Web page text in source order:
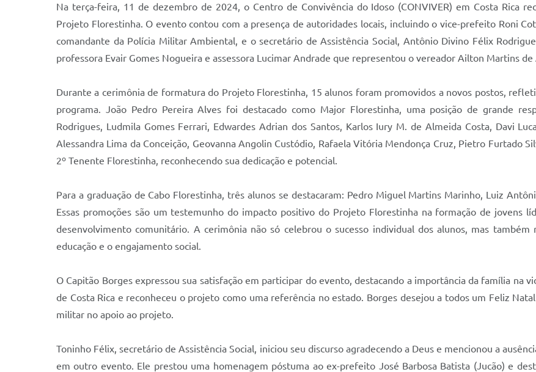
Na terça-feira, 11 de dezembro de 2024, o Centro de Convivência do Idoso (CONVIVER) em Costa Rica
Projeto Florestinha. O evento contou com a presença de autoridades locais, incluindo o vice-prefeito Roni
comandante da Polícia Militar Ambiental, e o secretário de Assistência Social, Antônio Divino Félix
professora Evair Gomes Nogueira e assessora Lucimar Andrade que representou o vereador Ailton Martins
Durante a cerimônia de formatura do Projeto Florestinha, 15 alunos foram promovidos a novos postos,
programa. João Pedro Pereira Alves foi destacado como Major Florestinha, uma posição de grande
Rodrigues, Ludmila Gomes Ferrari, Edwardes Adrian dos Santos, Karlos Iury M. de Almeida Costa, Davi
Alessandra Lima da Conceição, Geovanna Angolin Custódio, Rafaela Vitória Mendonça Cruz, Pietro Furtado
2º Tenente Florestinha, reconhecendo sua dedicação e potencial.
Para a graduação de Cabo Florestinha, três alunos se destacaram: Pedro Miguel Martins Marinho, Luiz
Essas promoções são um testemunho do impacto positivo do Projeto Florestinha na formação de jovens
desenvolvimento comunitário. A cerimônia não só celebrou o sucesso individual dos alunos, mas
educação e o engajamento social.
O Capitão Borges expressou sua satisfação em participar do evento, destacando a importância da família na
de Costa Rica e reconheceu o projeto como uma referência no estado. Borges desejou a todos um Feliz
militar no apoio ao projeto.
Toninho Félix, secretário de Assistência Social, iniciou seu discurso agradecendo a Deus e mencionou a
em outro evento. Ele prestou uma homenagem póstuma ao ex-prefeito José Barbosa Batista (Jucão) e